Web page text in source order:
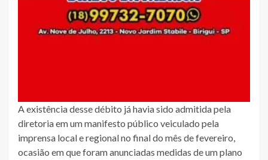
A existência desse débito já havia sido admitida pela
diretoria em um manifesto público veiculado pela
imprensa local e regional no final do mês de fevereiro,
ocasião em que foram anunciadas medidas de um plano